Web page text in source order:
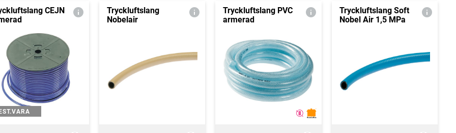
CEJN
Tryckluftslang
Nobelair
Tryckluftslang PVC
armerad
Tryckluftslang Soft
Nobel Air 1,5 MPa